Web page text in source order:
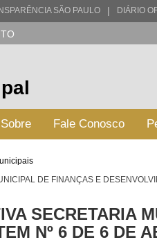
SÃO PAULO | DIÁRIO
Sobre Fale Conosco
DE FINANÇAS E
SECRETARIA
Nº 6 DE 6 DE